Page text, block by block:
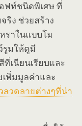
ฟท์ชนิดพิเศษ ที่
ริง ช่วยสร้าง
ราในแบบโม
รูมให้ดูมี
เนียนเรียบและ
เพิ่มมูลค่าและ
ลวดลายต่างๆที่น่า